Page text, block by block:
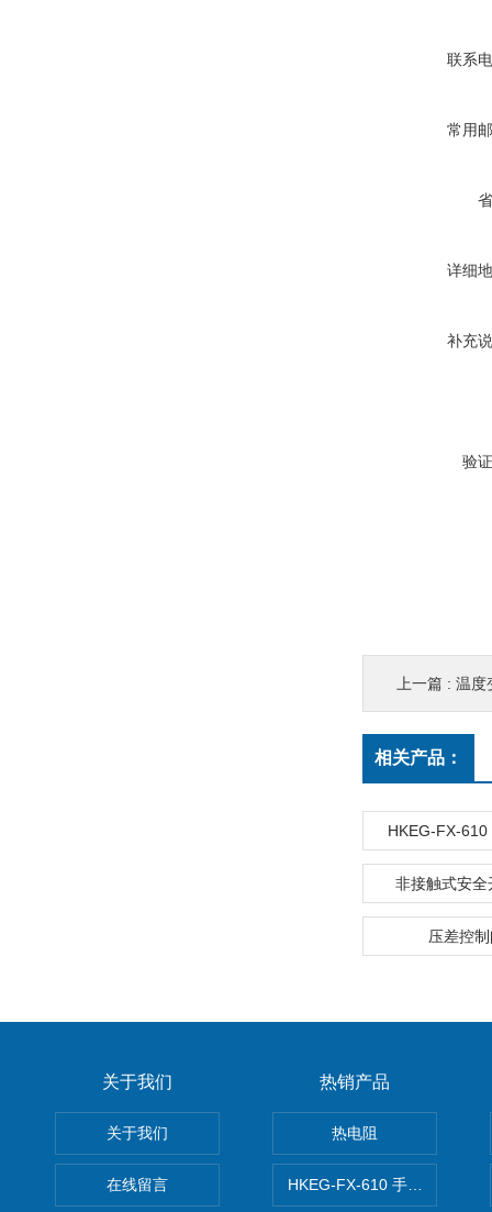
联系
常用
详细
补充
验
上一篇 : 温度
相关产品：
HKEG-FX-
非接触式安全
压差控
关于我们
关于我们
在线留言
热销产品
热电阻